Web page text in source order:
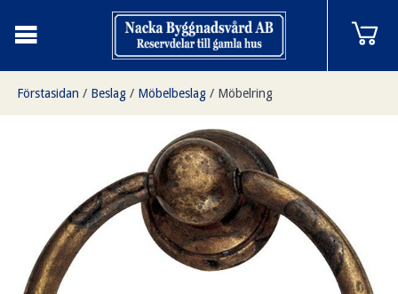
Förstasidan / Beslag / Möbelbeslag / Möbelring